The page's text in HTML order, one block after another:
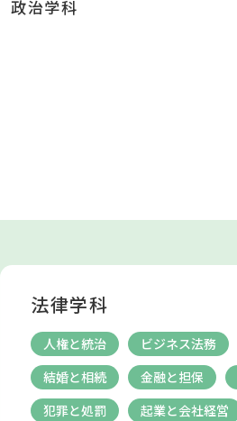
政治学科
法律学科
人権と統治 ビジネス法務
結婚と相続
金融と担保
犯罪と処罰
起業と会社経営